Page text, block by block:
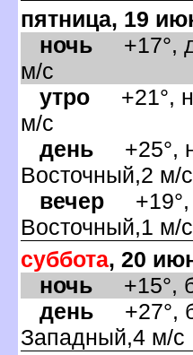
пятница, 19
ночь +17°,
м/с
утро +21°,
м/с
день +25°,
осточный,2 м/с
ечер +19°,
осточный,1 м/с
суббота, 20
ночь +15°,
день +27°,
Западный,4 м/с